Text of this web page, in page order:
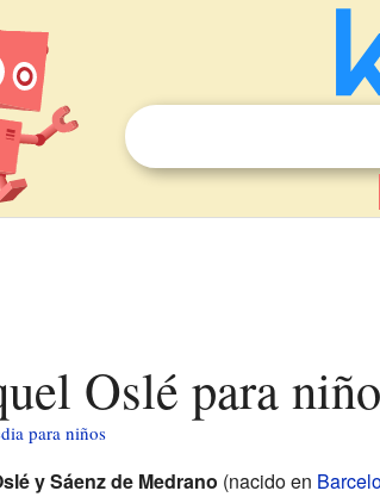
Oslé para
para niños
y Sáenz de Medrano (nacido en